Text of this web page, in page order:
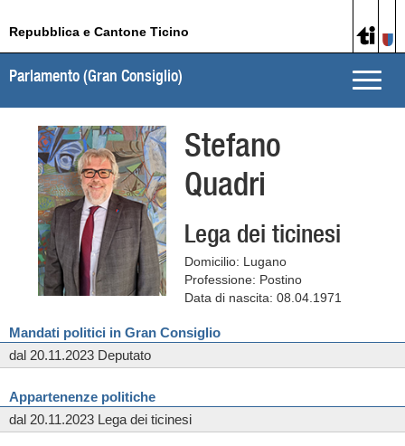
Repubblica e Cantone Ticino
Toggle
Parlamento (Gran Consiglio)
Stefano
Quadri
Lega dei ticinesi
Domicilio: Lugano
Professione: Postino
Data di nascita: 08.04.1971
Mandati politici in Gran Consiglio
dal 20.11.2023 Deputato
Appartenenze politiche
dal 20.11.2023 Lega dei ticinesi